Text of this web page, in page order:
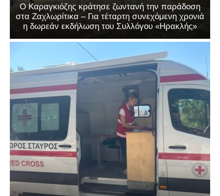
Ο Καραγκιόζης κράτησε ζωντανή την παράδοση
στα Ζαχλωρίτικα – Για τέταρτη συνεχόμενη χρονιά
η δωρεάν εκδήλωση του Συλλόγου «Ηρακλής»